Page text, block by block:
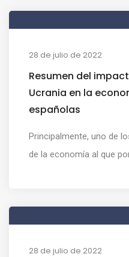
28 de julio de 2022
Resumen del
Ucrania en la
españolas
Principalmente, uno de
de la economía al que
28 de julio de 2022